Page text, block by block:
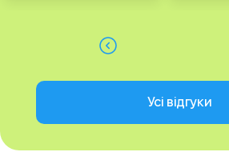
Усі відгуки